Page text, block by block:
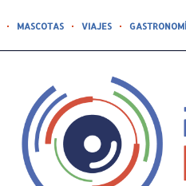
MASCOTAS VIAJES